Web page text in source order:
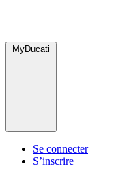
MyDucati
Se connecter
S’inscrire